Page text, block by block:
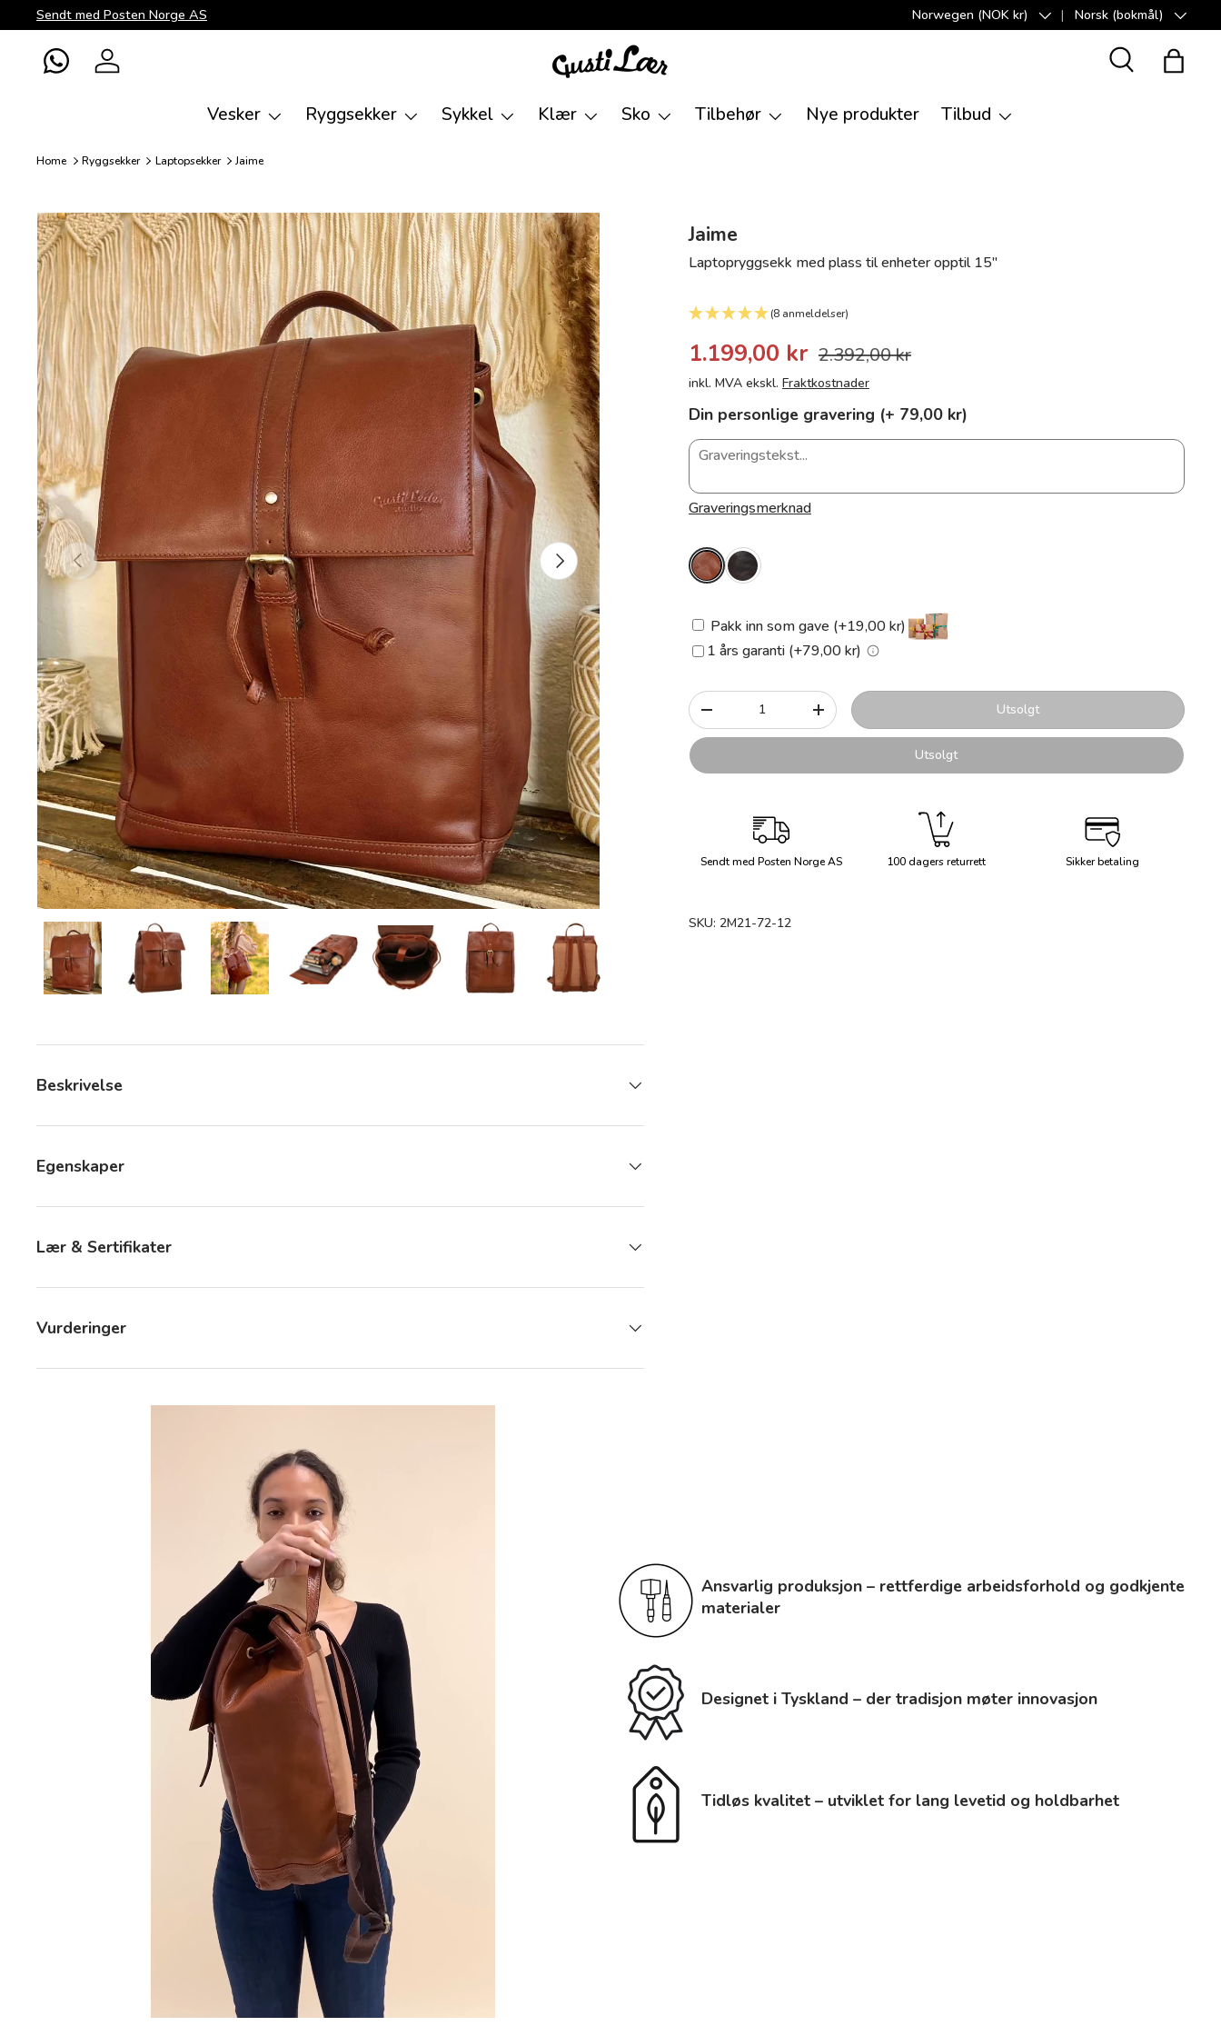
Direkte til innhold
Sendt med Posten Norge AS Land/Region
Norwegen (NOK kr) SpråkNorsk (bokmål)
WhatsAppLogg inn Suche
Vesker Ryggsekker Sykkel Klær Sko Tilbehør Nye produkter Tilbud
Home Ryggsekker Laptopsekker Jaime
Forrige Neste
Jaime
Laptopryggsekk med plass til enheter opptil 15"
(8 anmeldelser)
1.199,00 kr 2.392,00 kr
inkl. MVA ekskl. Fraktkostnader
Din personlige gravering (+ 79,00 kr)
Graveringsmerknad
Pakk inn som gave (+19,00 kr)
1 års garanti (+79,00 kr)
Antall
-
+ Utsolgt
Utsolgt
Sendt med Posten Norge AS 100 dagers returrett Sikker betaling
SKU: 2M21-72-12
Beskrivelse
Egenskaper
Lær & Sertifikater
Vurderinger
Ansvarlig produksjon – rettferdige arbeidsforhold og godkjente
materialer
Designet i Tyskland – der tradisjon møter innovasjon
Tidløs kvalitet – utviklet for lang levetid og holdbarhet